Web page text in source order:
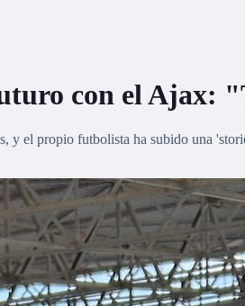
con el Ajax:
el propio futbolista ha subido una